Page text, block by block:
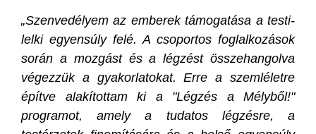
„Szenvedélyem az emberek támogatása a testi-
lelki egyensúly felé. A csoportos foglalkozások
során a mozgást és a légzést összehangolva
végezzük a gyakorlatokat. Erre a szemléletre
építve alakítottam ki a "Légzés a Mélyből!"
programot, amely a tudatos légzésre, a